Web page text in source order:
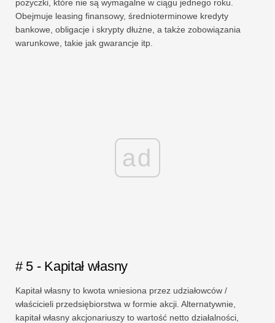
pożyczki, które nie są wymagalne w ciągu jednego roku.
Obejmuje leasing finansowy, średnioterminowe kredyty
bankowe, obligacje i skrypty dłużne, a także zobowiązania
warunkowe, takie jak gwarancje itp.
ad
# 5 - Kapitał własny
Kapitał własny to kwota wniesiona przez udziałowców /
właścicieli przedsiębiorstwa w formie akcji. Alternatywnie,
kapitał własny akcjonariuszy to wartość netto działalności,